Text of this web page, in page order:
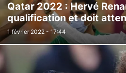
Qatar 2022 : Hervé
qualification et doit
1 février 2022 - 17:44